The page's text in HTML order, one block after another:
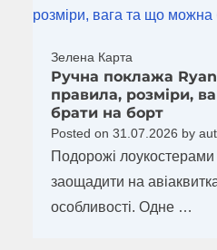
Зелена Карта
Ручна поклажа
правила, розміри,
брати на борт
Posted on 31.07.2026 by
Подорожі
заощадити на
особливості. Одне …